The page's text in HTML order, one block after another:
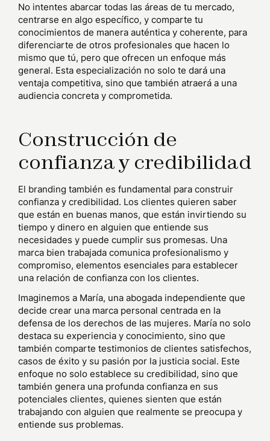
No intentes abarcar todas las áreas de tu mercado,
centrarse en algo específico, y comparte tu
conocimientos de manera auténtica y coherente, para
diferenciarte de otros profesionales que hacen lo
mismo que tú, pero que ofrecen un enfoque más
general. Esta especialización no solo te dará una
ventaja competitiva, sino que también atraerá a una
audiencia concreta y comprometida.
Construcción de
confianza y credibilidad
El branding también es fundamental para construir
confianza y credibilidad. Los clientes quieren saber
que están en buenas manos, que están invirtiendo su
tiempo y dinero en alguien que entiende sus
necesidades y puede cumplir sus promesas. Una
marca bien trabajada comunica profesionalismo y
compromiso, elementos esenciales para establecer
una relación de confianza con los clientes.
Imaginemos a María, una abogada independiente que
decide crear una marca personal centrada en la
defensa de los derechos de las mujeres. María no solo
destaca su experiencia y conocimiento, sino que
también comparte testimonios de clientes satisfechos,
casos de éxito y su pasión por la justicia social. Este
enfoque no solo establece su credibilidad, sino que
también genera una profunda confianza en sus
potenciales clientes, quienes sienten que están
trabajando con alguien que realmente se preocupa y
entiende sus problemas.